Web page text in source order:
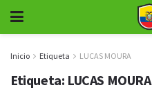
Inicio Etiqueta LUCAS MOURA
Etiqueta: LUCAS MOURA